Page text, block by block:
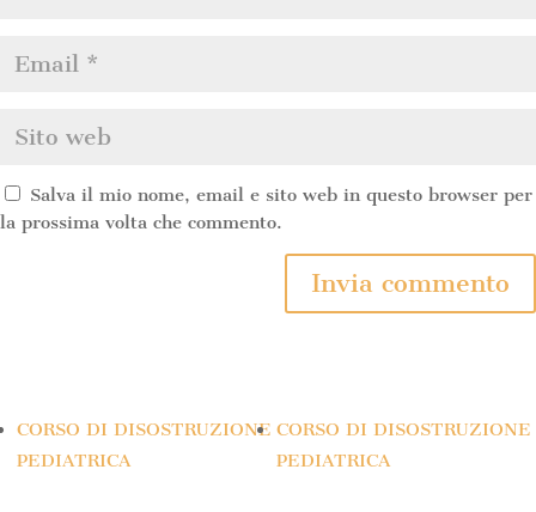
Salva il mio nome, email e sito web in questo browser per
la prossima volta che commento.
CORSO DI DISOSTRUZIONE
PEDIATRICA
CORSO DI DISOSTRUZIONE
PEDIATRICA